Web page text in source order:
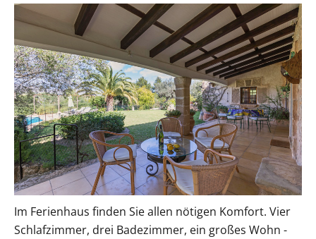
Im Ferienhaus finden Sie allen nötigen Komfort. Vier
Schlafzimmer, drei Badezimmer, ein großes Wohn -